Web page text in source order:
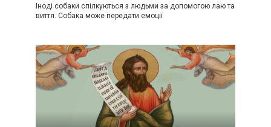
Іноді собаки спілкуються з людьми за допомогою лаю та
виття. Собака може передати емоції